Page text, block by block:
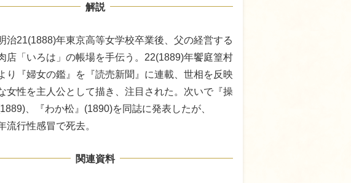
解説
治21(1888)年東京高等女学校卒業後、父の経営する
店「いろは」の帳場を手伝う。22(1889)年饗庭篁村
り『婦女の鑑』を『読売新聞』に連載、世相を反映
女性を主人公として描き、注目された。次いで『操
、『わか松』(1890)を同誌に発表したが、
流行性感冒で死去。
関連資料